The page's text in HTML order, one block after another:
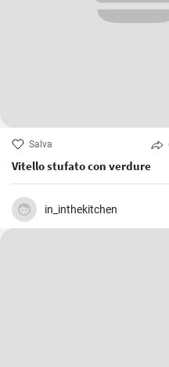
Salva
Vitello stufato con verdure
in_inthekitchen